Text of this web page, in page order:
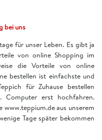
bei uns
für unser Leben. Es gibt ja
von online Shopping im
die Vorteile von online
bestellen ist einfachste und
für Zuhause bestellen
Computer erst hochfahren.
www.teppium.de aus unserem
Tage später bekommen